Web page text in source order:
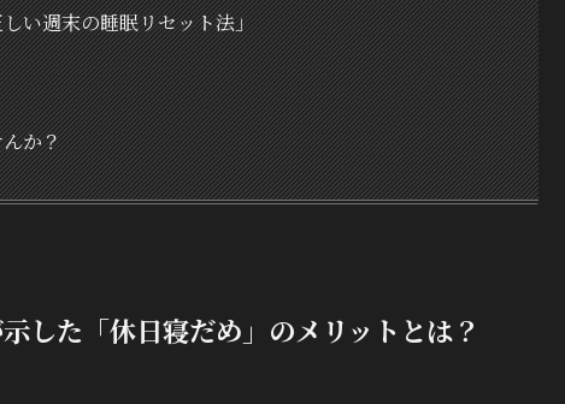
い週末の睡眠リセット法」
か？
した「休日寝だめ」のメリットとは？